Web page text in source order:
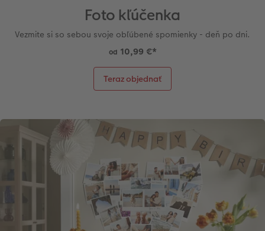
Foto kľúčenka
Vezmite si so sebou svoje obľúbené spomienky - deň po dni.
od 10,99 €*
Teraz objednať